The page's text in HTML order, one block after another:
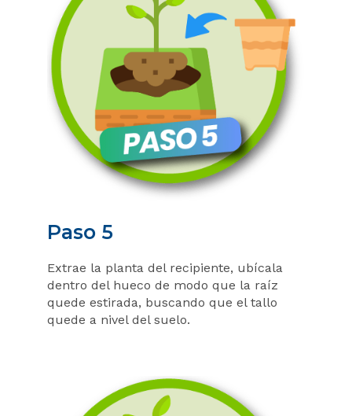
Paso 5
Extrae la planta del recipiente, ubícala
dentro del hueco de modo que la raíz
quede estirada, buscando que el tallo
quede a nivel del suelo.